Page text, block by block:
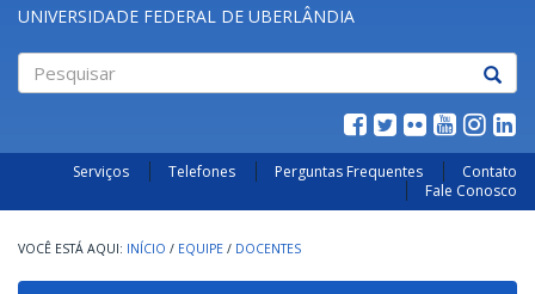
UNIVERSIDADE FEDERAL DE UBERLÂNDIA
Serviços Telefones Perguntas Frequentes
Contato
Fale Conosco
INÍCIO / EQUIPE / DOCENTES